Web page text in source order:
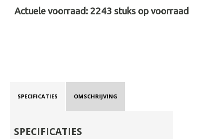
Actuele voorraad:2243 stuks op voorraad
SPECIFICATIES OMSCHRIJVING
SPECIFICATIES